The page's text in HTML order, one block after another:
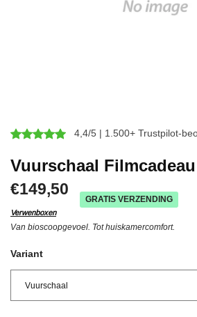
4,4/5 | 1.500+ Trustpilot-
Vuurschaal Filmcadeau
€149,50
Verwenboxen
GRATIS VERZENDING
Van bioscoopgevoel. Tot huiskamercomfort.
Variant